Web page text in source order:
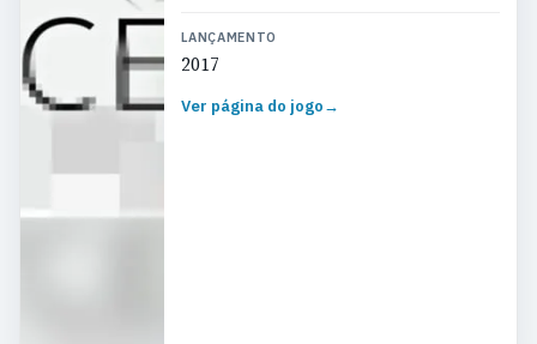
LANÇAMENTO
2017
Ver página do jogo→